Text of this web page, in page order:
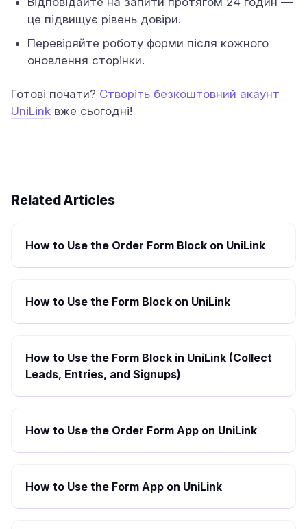
це підвищує рівень довіри.
Перевіряйте роботу форми після кожного
оновлення сторінки.
Готові почати? Створіть безкоштовний акаунт
UniLink вже сьогодні!
Related Articles
How to Use the Order Form Block on UniLink
How to Use the Form Block on UniLink
How to Use the Form Block in UniLink (Collect
Leads, Entries, and Signups)
How to Use the Order Form App on UniLink
How to Use the Form App on UniLink